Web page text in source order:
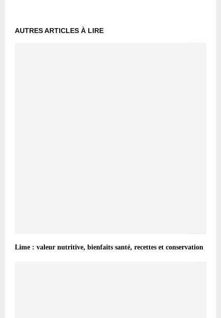
AUTRES ARTICLES À LIRE
Lime : valeur nutritive, bienfaits santé, recettes et conservation